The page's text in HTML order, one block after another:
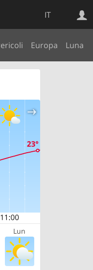
IT
Europa Luna
Lun